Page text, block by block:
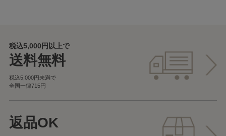
税込5,000円以上で
送料無料
税込5,000円未満で
全国一律715円
返品OK